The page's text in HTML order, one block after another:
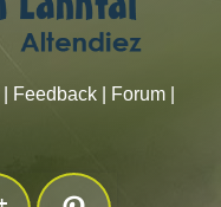
Feedback Forum